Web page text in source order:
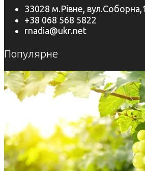
33028 м.Рівне,
+38 068 568 5822
rnadia@ukr.net
Популярне